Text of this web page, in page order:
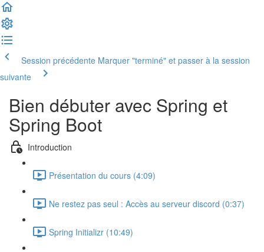
Session précédente Marquer "terminé" et passer à la session
suivante
Bien débuter avec Spring et
Spring Boot
Introduction
Présentation du cours (4:09)
Ne restez pas seul : Accès au serveur discord (0:37)
Spring Initializr (10:49)